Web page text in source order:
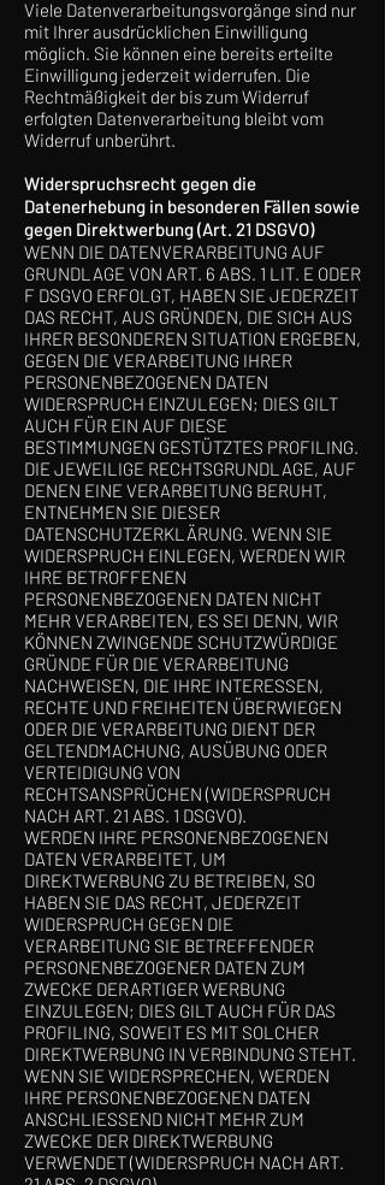
Viele Datenverarbeitungsvorgänge sind nur
mit Ihrer ausdrücklichen Einwilligung
möglich. Sie können eine bereits erteilte
Einwilligung jederzeit widerrufen. Die
Rechtmäßigkeit der bis zum Widerruf
erfolgten Datenverarbeitung bleibt vom
Widerruf unberührt.
Widerspruchsrecht gegen die
Datenerhebung in besonderen Fällen sowie
gegen Direktwerbung (Art. 21 DSGVO)
WENN DIE DATENVERARBEITUNG AUF
GRUNDLAGE VON ART. 6 ABS. 1 LIT. E ODER
F DSGVO ERFOLGT, HABEN SIE JEDERZEIT
DAS RECHT, AUS GRÜNDEN, DIE SICH AUS
IHRER BESONDEREN SITUATION ERGEBEN,
GEGEN DIE VERARBEITUNG IHRER
PERSONENBEZOGENEN DATEN
WIDERSPRUCH EINZULEGEN; DIES GILT
AUCH FÜR EIN AUF DIESE
BESTIMMUNGEN GESTÜTZTES PROFILING.
DIE JEWEILIGE RECHTSGRUNDLAGE, AUF
DENEN EINE VERARBEITUNG BERUHT,
ENTNEHMEN SIE DIESER
DATENSCHUTZERKLÄRUNG. WENN SIE
WIDERSPRUCH EINLEGEN, WERDEN WIR
IHRE BETROFFENEN
PERSONENBEZOGENEN DATEN NICHT
MEHR VERARBEITEN, ES SEI DENN, WIR
KÖNNEN ZWINGENDE SCHUTZWÜRDIGE
GRÜNDE FÜR DIE VERARBEITUNG
NACHWEISEN, DIE IHRE INTERESSEN,
RECHTE UND FREIHEITEN ÜBERWIEGEN
ODER DIE VERARBEITUNG DIENT DER
GELTENDMACHUNG, AUSÜBUNG ODER
VERTEIDIGUNG VON
RECHTSANSPRÜCHEN (WIDERSPRUCH
NACH ART. 21 ABS. 1 DSGVO).
WERDEN IHRE PERSONENBEZOGENEN
DATEN VERARBEITET, UM
DIREKTWERBUNG ZU BETREIBEN, SO
HABEN SIE DAS RECHT, JEDERZEIT
WIDERSPRUCH GEGEN DIE
VERARBEITUNG SIE BETREFFENDER
PERSONENBEZOGENER DATEN ZUM
ZWECKE DERARTIGER WERBUNG
EINZULEGEN; DIES GILT AUCH FÜR DAS
PROFILING, SOWEIT ES MIT SOLCHER
DIREKTWERBUNG IN VERBINDUNG STEHT.
WENN SIE WIDERSPRECHEN, WERDEN
IHRE PERSONENBEZOGENEN DATEN
ANSCHLIESSEND NICHT MEHR ZUM
ZWECKE DER DIREKTWERBUNG
VERWENDET (WIDERSPRUCH NACH ART.